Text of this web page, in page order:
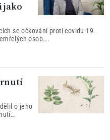
jako
se očkování proti covidu-19.
osob...
o jeho